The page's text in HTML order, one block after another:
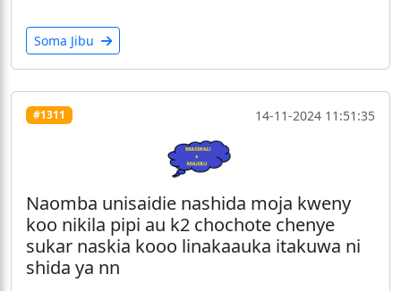
Soma Jibu
#1311 14-11-2024 11:51:35
Naomba unisaidie nashida moja kweny
koo nikila pipi au k2 chochote chenye
sukar naskia kooo linakaauka itakuwa ni
shida ya nn